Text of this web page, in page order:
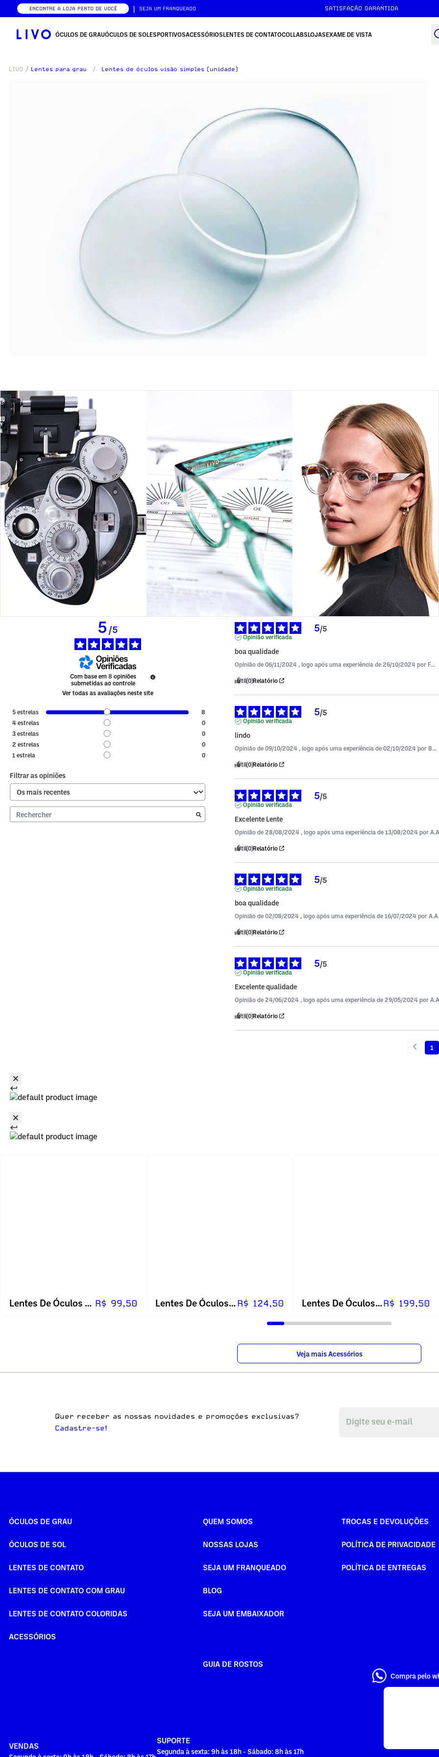
ENCONTRE A LOJA PERTO DE VOCÊ | SEJA UM FRANQUEADO SATISFAÇÃO GARANTIDA
ÓCULOS DE GRAUÓCULOS DE SOLESPORTIVOSACESSÓRIOSLENTES DE CONTATOCOLLABSLOJASEXAME DE VISTA
LIVO / Lentes para grau / Lentes de óculos visão simples (unidade)
5/5
Com base em 8 opiniões
submetidas ao controle
Ver todas as avaliações neste site
5 estrelas
8
4 estrelas
0
3 estrelas
0
2 estrelas
0
1 estrela 0
Filtrar as opiniões
5/5
Opinião verificada
boa qualidade
Opinião de 06/11/2024 , logo após uma experiência de 26/10/2024 por F...
Útil(0)Relatório
5/5
Opinião verificada
lindo
Opinião de 09/10/2024 , logo após uma experiência de 02/10/2024 por B...
Útil(0)Relatório
5/5
Opinião verificada
Excelente Lente
Opinião de 28/08/2024 , logo após uma experiência de 13/08/2024 por
Útil(0)Relatório
5/5
Opinião verificada
boa qualidade
Opinião de 02/08/2024 , logo após uma experiência de 16/07/2024 por A.A.
Útil(0)Relatório
5/5
Opinião verificada
Excelente qualidade
Opinião de 24/06/2024 , logo após uma experiência de 29/05/2024 por
Útil(0)Relatório
1
Lentes De Óculos Visão Simples (unidade) R$ 99,50 Lentes De Óculos Visão Simples (unidade)R$ 124,50 Lentes De Óculos Visão Simples (unidade)R$ 199,50
Veja mais Acessórios
Quer receber as nossas novidades e promoções exclusivas?
Cadastre-se!
ÓCULOS DE GRAU
ÓCULOS DE SOL
LENTES DE CONTATO
LENTES DE CONTATO COM GRAU
LENTES DE CONTATO COLORIDAS
ACESSÓRIOS
VENDAS
QUEM SOMOS
NOSSAS LOJAS
SEJA UM FRANQUEADO
BLOG
SEJA UM EMBAIXADOR
GUIA DE ROSTOS
SUPORTE
Segunda à sexta: 9h às 18h - Sábado: 8h às 17h
TROCAS E DEVOLUÇÕES
POLÍTICA DE PRIVACIDADE
POLÍTICA DE ENTREGAS
Compra pelo